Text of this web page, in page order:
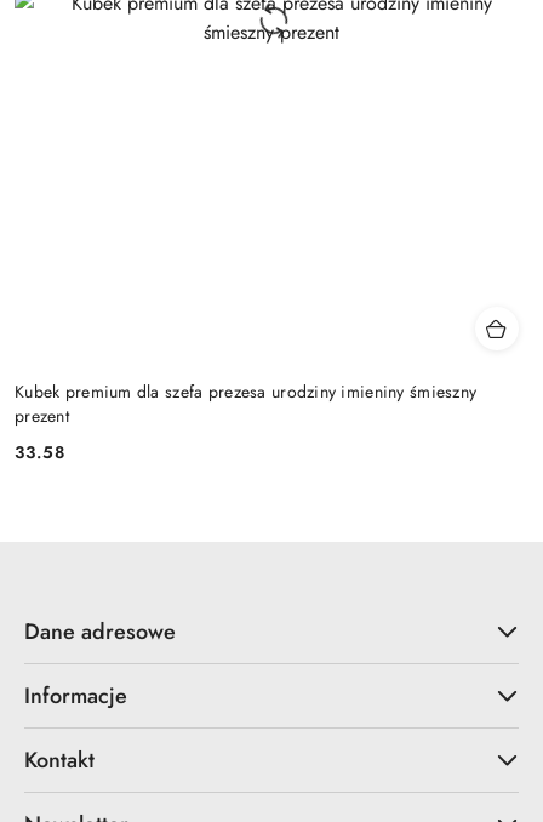
Kubek premium dla szefa prezesa urodziny imieniny śmieszny
prezent
Cena:
33.58
Dane adresowe
Informacje
Kontakt